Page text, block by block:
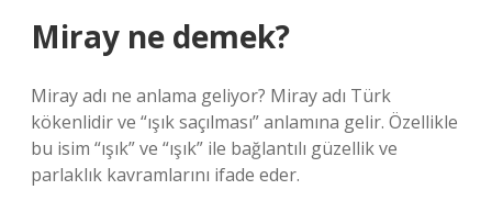
Miray ne demek?
Miray adı ne anlama geliyor? Miray adı Türk
kökenlidir ve “ışık saçılması” anlamına gelir. Özellikle
bu isim “ışık” ve “ışık” ile bağlantılı güzellik ve
parlaklık kavramlarını ifade eder.